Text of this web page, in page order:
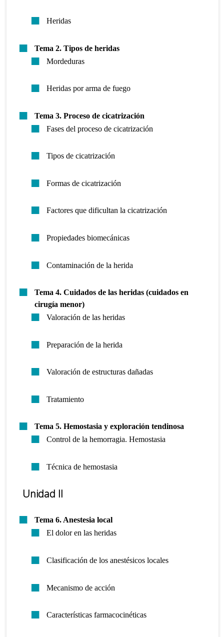
Heridas
Tema 2. Tipos de heridas
Mordeduras
Heridas por arma de fuego
Tema 3. Proceso de cicatrización
Fases del proceso de cicatrización
Tipos de cicatrización
Formas de cicatrización
Factores que dificultan la cicatrización
Propiedades biomecánicas
Contaminación de la herida
Tema 4. Cuidados de las heridas (cuidados en
cirugía menor)
Valoración de las heridas
Preparación de la herida
Valoración de estructuras dañadas
Tratamiento
Tema 5. Hemostasia y exploración tendinosa
Control de la hemorragia. Hemostasia
Técnica de hemostasia
Unidad II
Tema 6. Anestesia local
El dolor en las heridas
Clasificación de los anestésicos locales
Mecanismo de acción
Características farmacocinéticas